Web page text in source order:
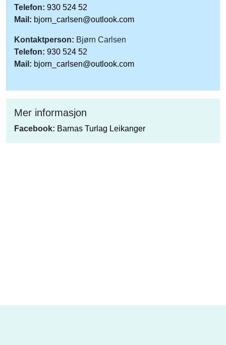
Telefon: 930 524 52
Mail: bjorn_carlsen@outlook.com
Kontaktperson: Bjørn Carlsen
Telefon: 930 524 52
Mail: bjorn_carlsen@outlook.com
Mer informasjon
Facebook: Barnas Turlag Leikanger